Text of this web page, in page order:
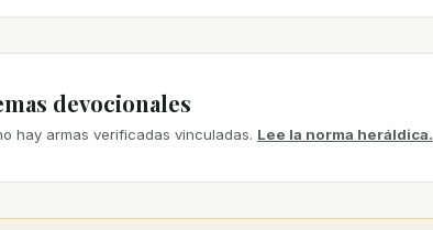
devocionales
hay armas verificadas vinculadas. Lee la norma heráldica.